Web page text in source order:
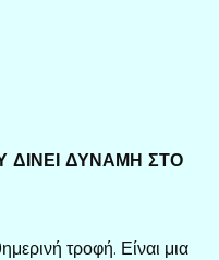
ΔΙΝΕΙ ΔΥΝΑΜΗ ΣΤΟ
τροφή. Είναι μια